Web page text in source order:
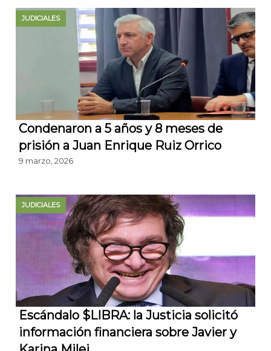
JUDICIALES
Condenaron a 5 años y 8 meses de
prisión a Juan Enrique Ruiz Orrico
9 marzo, 2026
JUDICIALES
Escándalo $LIBRA: la Justicia solicitó
información financiera sobre Javier y